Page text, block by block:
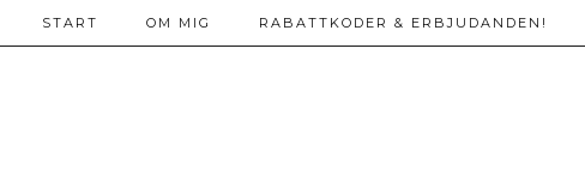
START OM MIG RABATTKODER & ERBJUDANDEN!